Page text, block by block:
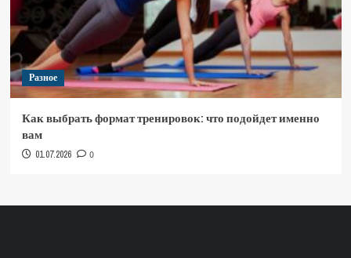
Разное
Как выбрать формат тренировок: что подойдет именно
вам
01.07.2026 0